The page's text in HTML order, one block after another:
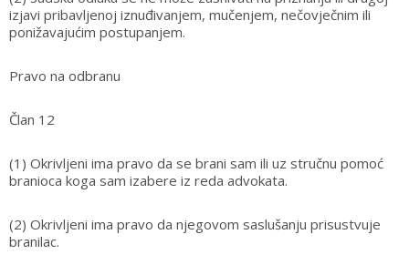
izjavi pribavljenoj iznuđivanjem, mučenjem, nečovječnim ili
ponižavajućim postupanjem.
Pravo na odbranu
Član 12
(1) Okrivljeni ima pravo da se brani sam ili uz stručnu pomoć
branioca koga sam izabere iz reda advokata.
(2) Okrivljeni ima pravo da njegovom saslušanju prisustvuje
branilac.